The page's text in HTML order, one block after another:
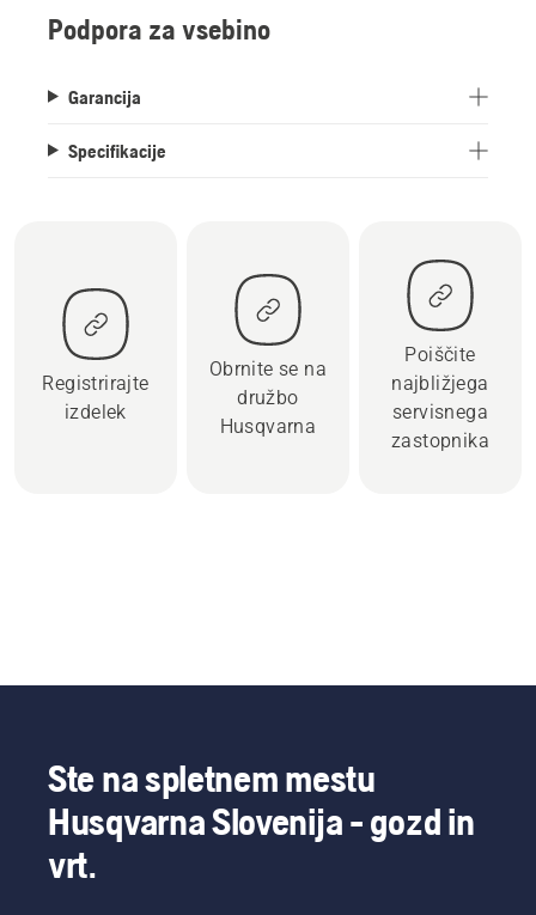
Podpora za vsebino
Garancija
Specifikacije
Registrirajte
izdelek
Obrnite se na
družbo
Husqvarna
Poiščite
najbližjega
servisnega
zastopnika
Ste na spletnem mestu
Husqvarna Slovenija - gozd in
vrt.